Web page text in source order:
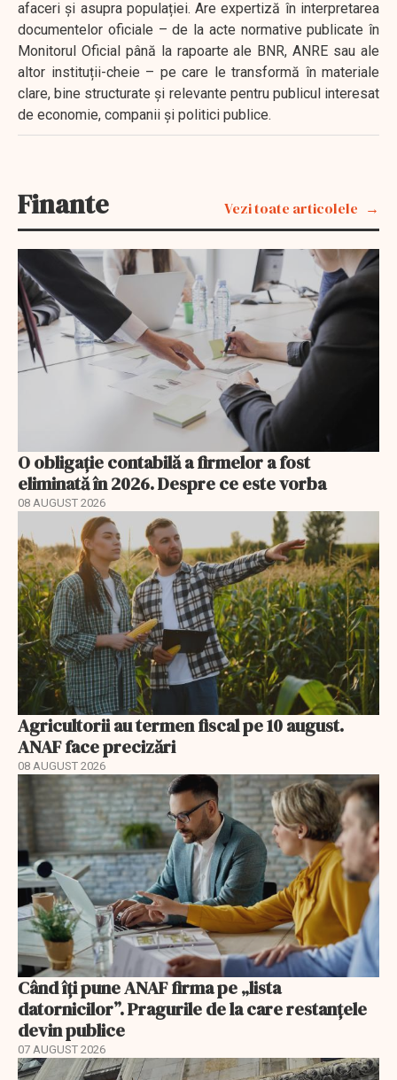
afaceri și asupra populației. Are expertiză în interpretarea
documentelor oficiale – de la acte normative publicate în
Monitorul Oficial până la rapoarte ale BNR, ANRE sau ale
altor instituții-cheie – pe care le transformă în materiale
clare, bine structurate și relevante pentru publicul interesat
de economie, companii și politici publice.
Finante Vezi toate articolele
O obligație contabilă a firmelor a fost
eliminată în 2026. Despre ce este vorba
08 AUGUST 2026
Agricultorii au termen fiscal pe 10 august.
ANAF face precizări
08 AUGUST 2026
Când îți pune ANAF firma pe „lista
datornicilor”. Pragurile de la care restanțele
devin publice
07 AUGUST 2026